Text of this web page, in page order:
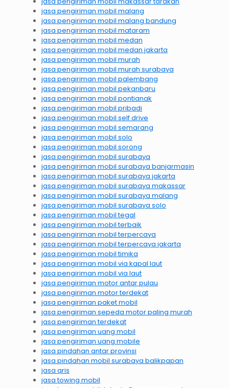
jasa pengiriman mobil malang
jasa pengiriman mobil malang bandung
jasa pengiriman mobil mataram
jasa pengiriman mobil medan
jasa pengiriman mobil medan jakarta
jasa pengiriman mobil murah
jasa pengiriman mobil murah surabaya
jasa pengiriman mobil palembang
jasa pengiriman mobil pekanbaru
jasa pengiriman mobil pontianak
jasa pengiriman mobil pribadi
jasa pengiriman mobil self drive
jasa pengiriman mobil semarang
jasa pengiriman mobil solo
jasa pengiriman mobil sorong
jasa pengiriman mobil surabaya
jasa pengiriman mobil surabaya banjarmasin
jasa pengiriman mobil surabaya jakarta
jasa pengiriman mobil surabaya makassar
jasa pengiriman mobil surabaya malang
jasa pengiriman mobil surabaya solo
jasa pengiriman mobil tegal
jasa pengiriman mobil terbaik
jasa pengiriman mobil terpercaya
jasa pengiriman mobil terpercaya jakarta
jasa pengiriman mobil timika
jasa pengiriman mobil via kapal laut
jasa pengiriman mobil via laut
jasa pengiriman motor antar pulau
jasa pengiriman motor terdekat
jasa pengiriman paket mobil
jasa pengiriman sepeda motor paling murah
jasa pengiriman terdekat
jasa pengiriman uang mobil
jasa pengiriman uang mobile
jasa pindahan antar provinsi
jasa pindahan mobil surabaya balikpapan
jasa qris
jasa towing mobil